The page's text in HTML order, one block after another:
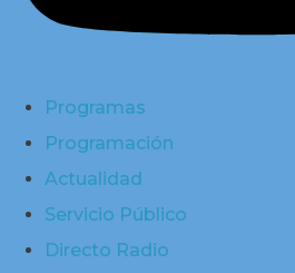
Programas
Programación
Actualidad
Servicio Público
Directo Radio